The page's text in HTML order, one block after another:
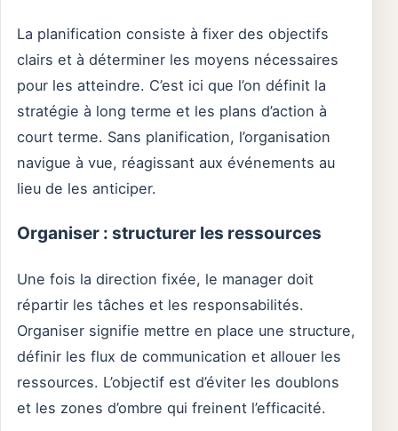
La planification consiste à fixer des objectifs
clairs et à déterminer les moyens nécessaires
pour les atteindre. C’est ici que l’on définit la
stratégie à long terme et les plans d’action à
court terme. Sans planification, l’organisation
navigue à vue, réagissant aux événements au
lieu de les anticiper.
Organiser : structurer les ressources
Une fois la direction fixée, le manager doit
répartir les tâches et les responsabilités.
Organiser signifie mettre en place une structure,
définir les flux de communication et allouer les
ressources. L’objectif est d’éviter les doublons
et les zones d’ombre qui freinent l’efficacité.